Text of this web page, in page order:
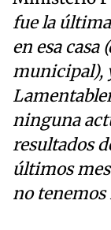
fue la
en esa
municipal),
ninguna
resultados
últimos
no